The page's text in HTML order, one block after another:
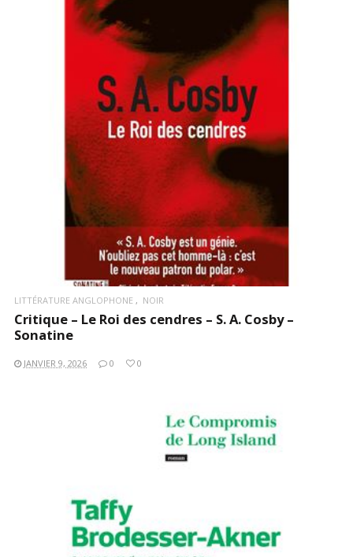
LIRE LA SUITE
LITTÉRATURE ANGLOPHONE NOIR
Critique – Le Roi des cendres – S. A. Cosby –
Sonatine
JANVIER 9, 2026 0 0